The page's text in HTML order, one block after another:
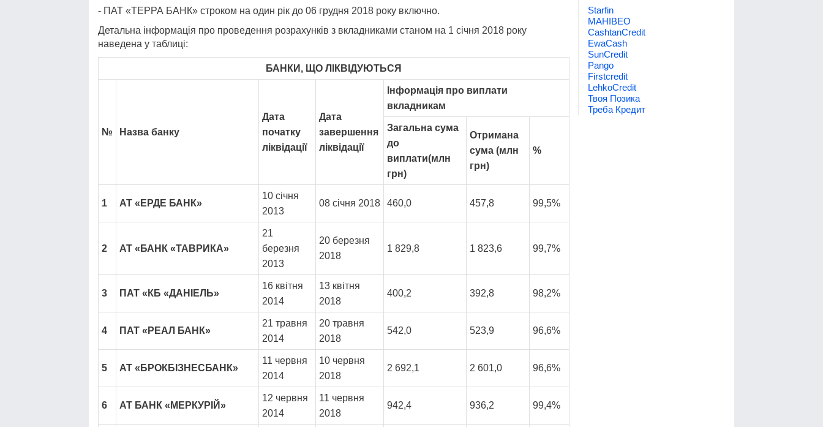
- ПАТ «ТЕРРА БАНК» строком на один рік до 06 грудня 2018 року включно.
Детальна інформація про проведення розрахунків з вкладниками станом на 1 січня 2018 року
наведена у таблиці:
БАНКИ, ЩО ЛІКВІДУЮТЬСЯ
№ Назва банку
Дата
початку
ліквідації
Дата
завершення
ліквідації
Інформація про виплати
вкладникам
Загальна сума
до
виплати(млн
грн)
Отримана
сума (млн
грн)
%
1 АТ «ЕРДЕ БАНК»
10 січня
2013
08 січня 2018 460,0 457,8 99,5%
2 АТ «БАНК «ТАВРИКА»
21
березня
2013
20 березня
2018
1 829,8 1 823,6 99,7%
3 ПАТ «КБ «ДАНІЕЛЬ»
16 квітня
2014
13 квітня
2018
400,2 392,8 98,2%
4 ПАТ «РЕАЛ БАНК»
21 травня
2014
20 травня
2018
542,0 523,9 96,6%
5 АТ «БРОКБІЗНЕСБАНК»
11 червня
2014
10 червня
2018
2 692,1 2 601,0 96,6%
6 АТ БАНК «МЕРКУРІЙ»
12 червня
2014
11 червня
2018
942,4 936,2 99,4%
Starfin
МАНІВЕО
CashtanCredit
EwaCash
SunCredit
Pango
Firstcredit
LehkoCredit
Твоя Позика
Треба Кредит